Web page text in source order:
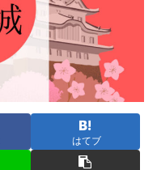
はてブ